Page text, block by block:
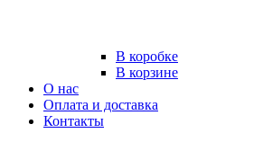
В коробке
В корзине
О нас
Оплата и доставка
Контакты